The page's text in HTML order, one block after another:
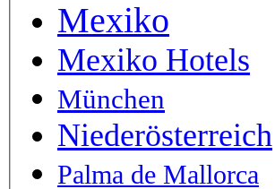
Mexiko
Mexiko Hotels
München
Niederösterreich
Palma de Mallorca